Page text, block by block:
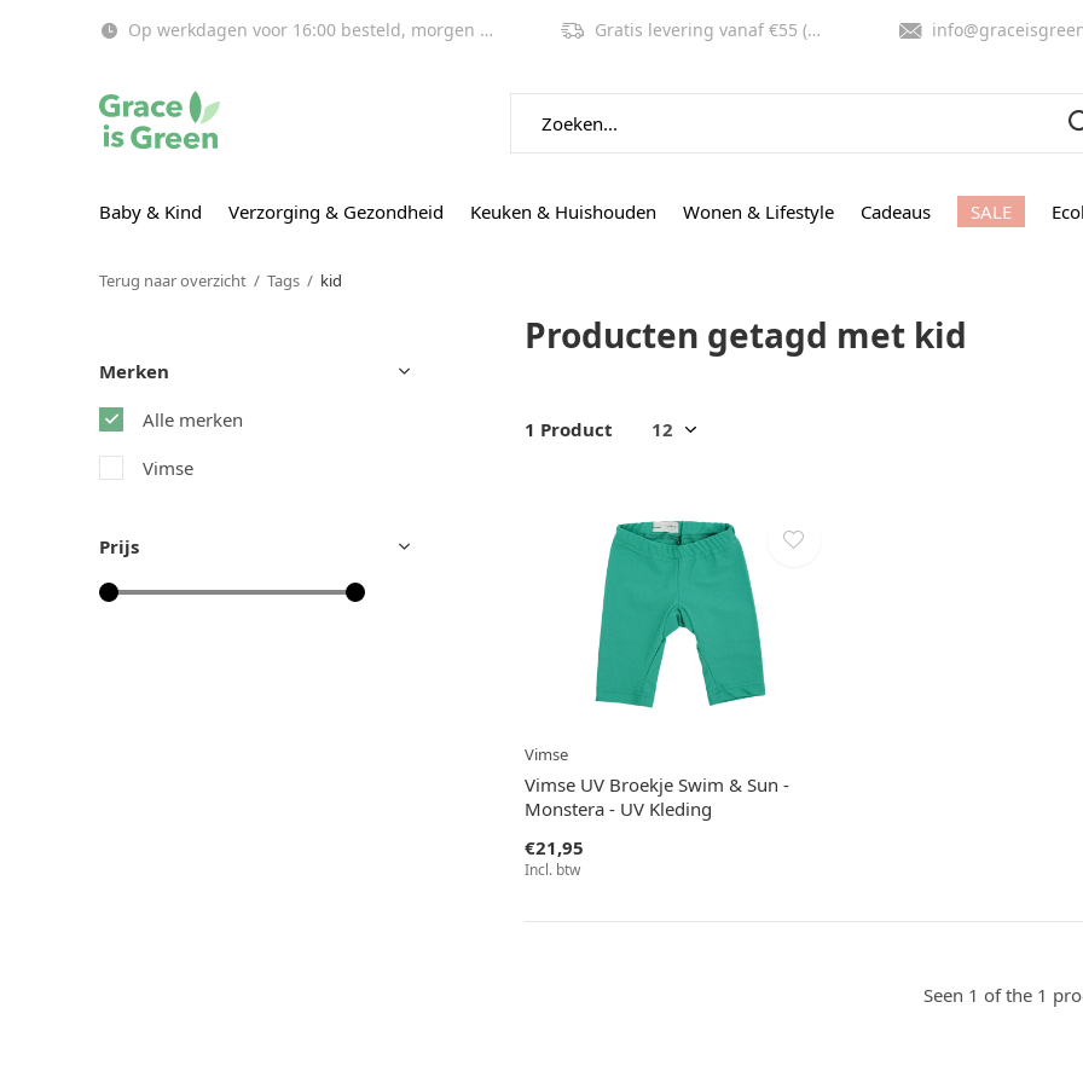
Baby & Kind Verzorging & Gezondheid Keuken & Huishouden Wonen & Lifestyle Cadeaus SALE
Op werkdagen voor 16:00 besteld, morgen in huis! Gratis levering vanaf €55 (NL, BE)
Terug naar overzicht Tags kid
Producten getagd met kid
1 Product
Vimse
Vimse UV Broekje Swim & Sun -
Monstera - UV Kleding
€21,95
Incl. btw
Seen 1 of the 1
Merken
Alle merken
Vimse
Prijs